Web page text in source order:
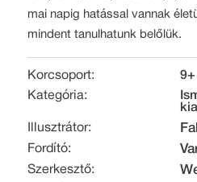
mai napig hatással vannak
mindent tanulhatunk belőlük.
Korcsoport:
9+
Kategória:
Illusztrátor:
Fordító:
Szerkesztő: